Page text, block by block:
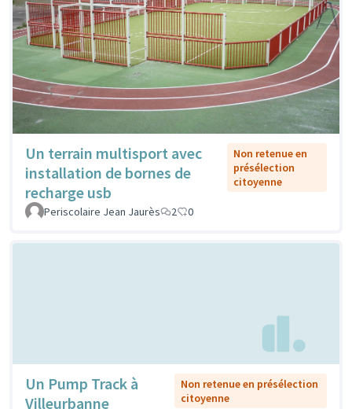
Un terrain multisport avec
installation de bornes de
recharge usb
Non retenue en
présélection
citoyenne
Periscolaire Jean Jaurès 2 0
Un Pump Track à
Villeurbanne
Non retenue en présélection
citoyenne